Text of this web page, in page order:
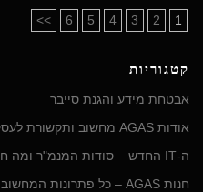
1
2
3
4
5
6
>>
קטגוריות
אבטחת מידע והגנת סייבר
אודות AGAS מחשוב ותקשורת לעסקים
ה-IT החדש – סודות המנמ"ר ומה חדש בתחום מחשוב לעסקים
חנות AGAS – כל פתרונות המחשוב לעסק